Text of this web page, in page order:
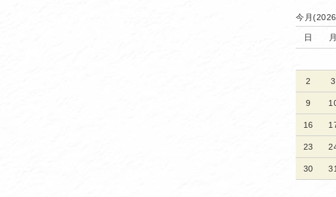
今月
日 月
2 3
9
16
23
30